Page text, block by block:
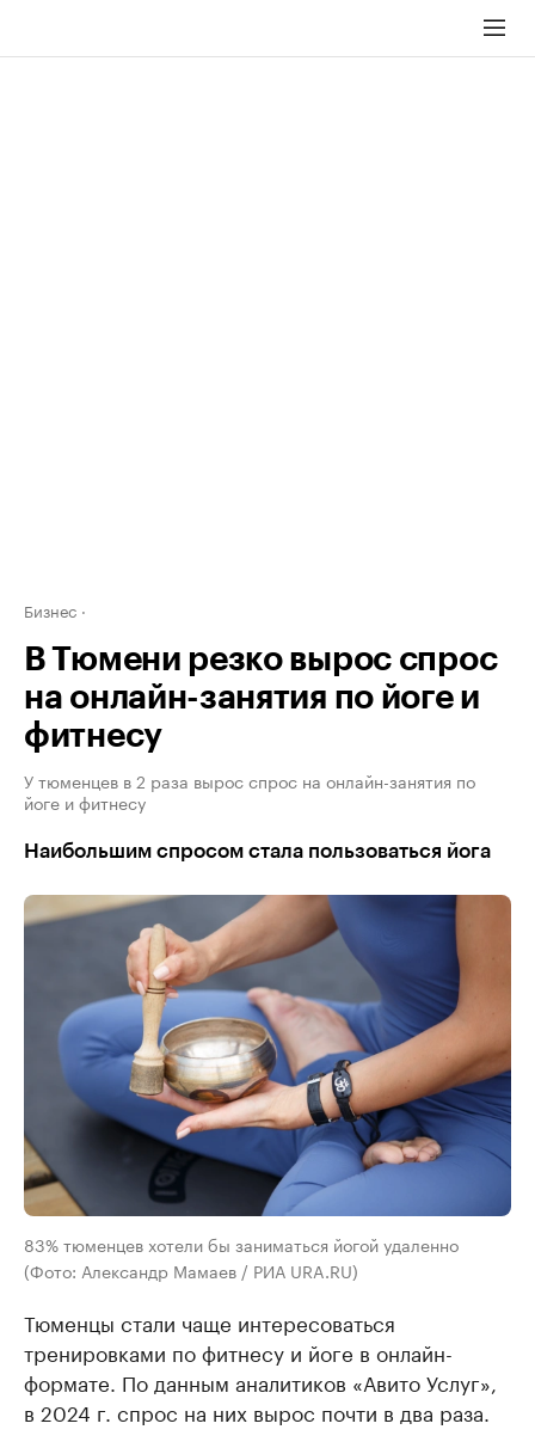
Бизнес
В Тюмени резко вырос спрос
на онлайн-занятия по йоге и
фитнесу
У тюменцев в 2 раза вырос спрос на онлайн-занятия по
йоге и фитнесу
Наибольшим спросом стала пользоваться йога
83% тюменцев хотели бы заниматься йогой удаленно
(Фото: Александр Мамаев / РИА URA.RU)
Тюменцы стали чаще интересоваться
тренировками по фитнесу и йоге в онлайн-
формате. По данным аналитиков «Авито Услуг»,
в 2024 г. спрос на них вырос почти в два раза.